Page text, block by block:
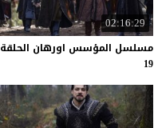
02:16:29
مسلسل المؤسس اورهان الحلقة
19